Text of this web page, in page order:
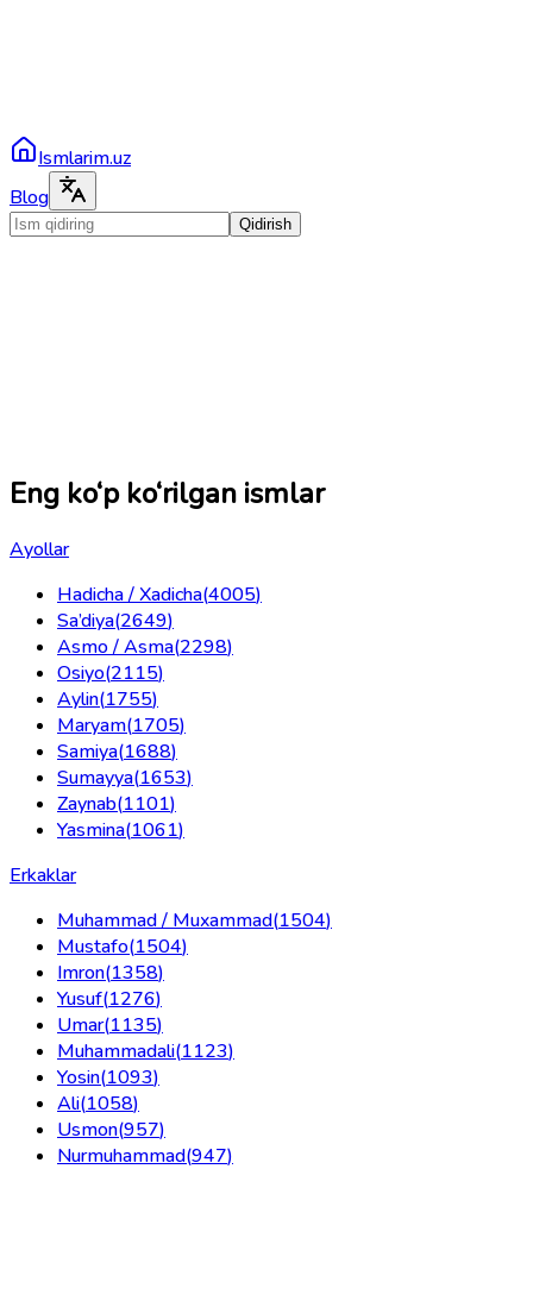
Ismlarim.uz
Blog
Qidirish
Eng ko‘p ko‘rilgan ismlar
Ayollar
Hadicha / Xadicha(4005)
Sa’diya(2649)
Asmo / Asma(2298)
Osiyo(2115)
Aylin(1755)
Maryam(1705)
Samiya(1688)
Sumayya(1653)
Zaynab(1101)
Yasmina(1061)
Erkaklar
Muhammad / Muxammad(1504)
Mustafo(1504)
Imron(1358)
Yusuf(1276)
Umar(1135)
Muhammadali(1123)
Yosin(1093)
Ali(1058)
Usmon(957)
Nurmuhammad(947)